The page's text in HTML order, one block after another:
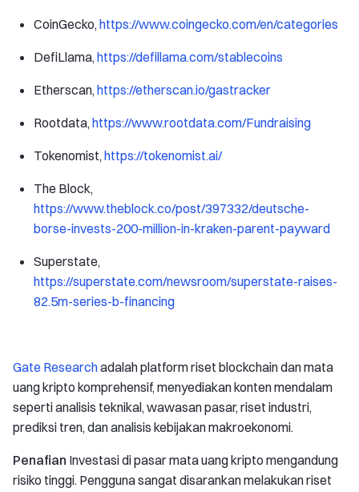
CoinGecko,https://www.coingecko.com/en/categories
DefiLlama,https://defillama.com/stablecoins
Etherscan,https://etherscan.io/gastracker
Rootdata,https://www.rootdata.com/Fundraising
Tokenomist,https://tokenomist.ai/
The Block,
https://www.theblock.co/post/397332/deutsche-
borse-invests-200-million-in-kraken-parent-payward
Superstate,
https://superstate.com/newsroom/superstate-raises-
82.5m-series-b-financing
Gate Researchadalah platform riset blockchain dan mata
uang kripto komprehensif, menyediakan konten mendalam
seperti analisis teknikal, wawasan pasar, riset industri,
prediksi tren, dan analisis kebijakan makroekonomi.
Penafian Investasi di pasar mata uang kripto mengandung
risiko tinggi. Pengguna sangat disarankan melakukan riset